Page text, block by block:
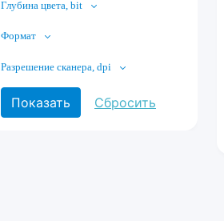
Глубина цвета, bit
Формат
Разрешение сканера, dpi